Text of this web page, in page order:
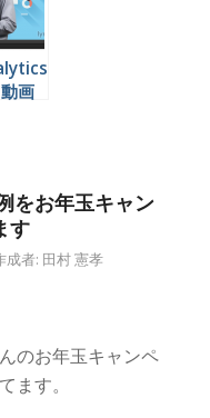
画
をお年玉キャン
す
成者: 田村 憲孝
のお年玉キャンペ
ます。